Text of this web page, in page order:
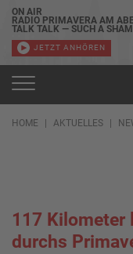
ON AIR
RADIO PRIMAVERA AM
TALK TALK — SUCH A
JETZT ANHÖREN
HOME AKTUELLES
117 Kilometer
durchs